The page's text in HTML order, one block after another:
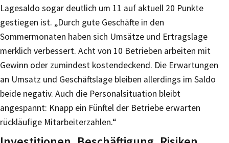
Lagesaldo sogar deutlich um 11 auf aktuell 20 Punkte
gestiegen ist. „Durch gute Geschäfte in den
Sommermonaten haben sich Umsätze und Ertragslage
merklich verbessert. Acht von 10 Betrieben arbeiten mit
Gewinn oder zumindest kostendeckend. Die Erwartungen
an Umsatz und Geschäftslage bleiben allerdings im Saldo
beide negativ. Auch die Personalsituation bleibt
angespannt: Knapp ein Fünftel der Betriebe erwarten
rückläufige Mitarbeiterzahlen.“